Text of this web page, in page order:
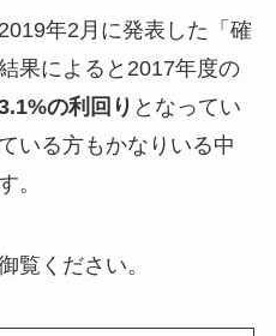
年2月に発表した「確
果によると2017年度の
の利回り となってい
いる方もかなりいる中
。
覧ください。